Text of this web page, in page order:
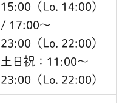
15:00（Lo. 14:00）
/ 17:00～
23:00（Lo. 22:00）
土日祝：11:00〜
23:00（Lo. 22:00）